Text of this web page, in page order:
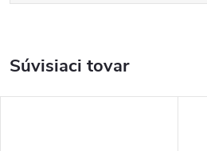
Súvisiaci tovar